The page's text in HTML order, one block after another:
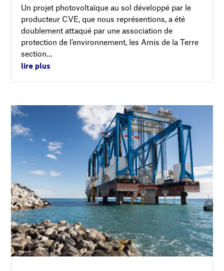
Un projet photovoltaïque au sol développé par le
producteur CVE, que nous représentions, a été
doublement attaqué par une association de
protection de l’environnement, les Amis de la Terre
section...
lire plus